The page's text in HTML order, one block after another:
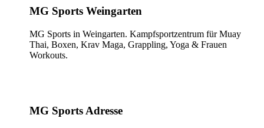
MG Sports Weingarten
MG Sports in Weingarten. Kampfsportzentrum für Muay
Thai, Boxen, Krav Maga, Grappling, Yoga & Frauen
Workouts.
MG Sports Adresse